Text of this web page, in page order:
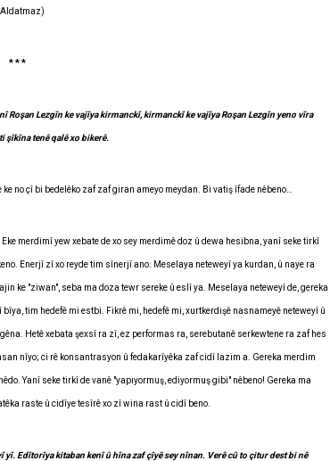
* * *
Roşan Lezgîn ke vajîya kirmanckî, kirmanckî ke vajîya Roşan Lezgîn yeno vîra
şîkîna tenê qalê xo bikerê.
no çî bi bedelêko zaf zaf giran ameyo meydan. Bi vatiş îfade nêbeno…
merdimî yew xebate de xo sey merdimê doz û dewa hesibna, yanî seke tirkî
Enerjî zî xo reyde tim sînerjî ano. Meselaya neteweyî ya kurdan, û naye ra
ke "ziwan", seba ma doza tewr sereke û eslî ya. Meselaya neteweyî de, gereka
tim hedefê mi estbi. Fikrê mi, hedefê mi, xurtkerdişê nasnameyê neteweyî û
Hetê xebata şexsî ra zî, ez performas ra, serebutanê serkewtene ra zaf hes
nîyo; ci rê konsantrasyon û fedakarîyêka zaf cidî lazim a. Gereka merdim
Yanî seke tirkî de vanê "yapıyormuş, ediyormuş gibi" nêbeno! Gereka ma
raste û cidîye tesîrê xo zî wina rast û cidî beno.
Edîtorîya kitaban kenî û hîna zaf çîyê sey nînan. Verê cû to çitur dest bi nê